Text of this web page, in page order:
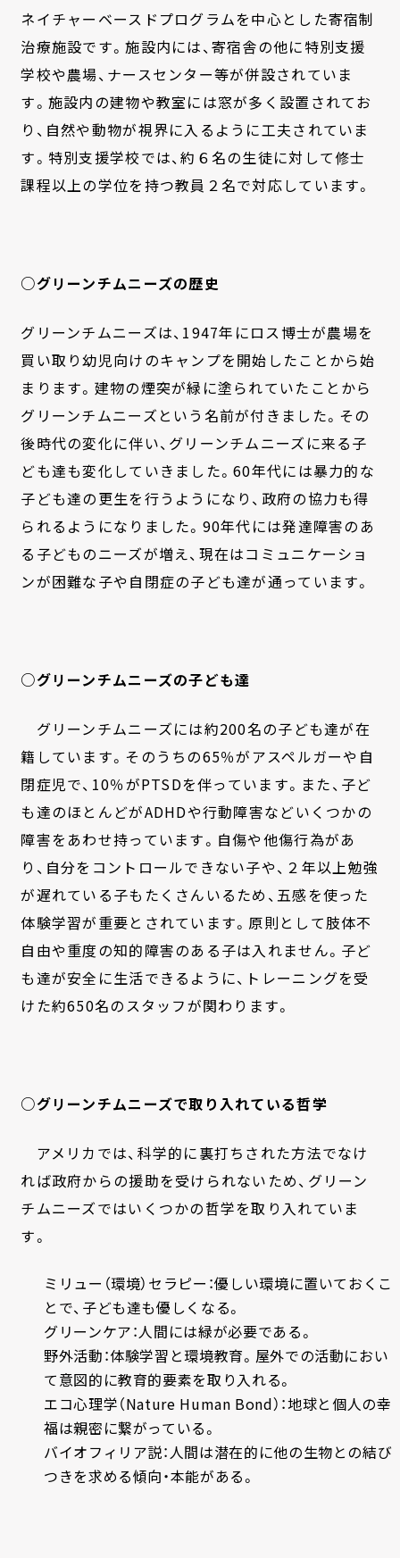
ネイチャーベースドプログラムを中心とした寄宿制
治療施設です。施設内には、寄宿舎の他に特別支援
学校や農場、ナースセンター等が併設されていま
す。施設内の建物や教室には窓が多く設置されてお
り、自然や動物が視界に入るように工夫されていま
す。特別支援学校では、約６名の生徒に対して修士
課程以上の学位を持つ教員２名で対応しています。
○グリーンチムニーズの歴史
グリーンチムニーズは、1947年にロス博士が農場を
買い取り幼児向けのキャンプを開始したことから始
まります。建物の煙突が緑に塗られていたことから
グリーンチムニーズという名前が付きました。その
後時代の変化に伴い、グリーンチムニーズに来る子
ども達も変化していきました。60年代には暴力的な
子ども達の更生を行うようになり、政府の協力も得
られるようになりました。90年代には発達障害のあ
る子どものニーズが増え、現在はコミュニケーショ
ンが困難な子や自閉症の子ども達が通っています。
○グリーンチムニーズの子ども達
グリーンチムニーズには約200名の子ども達が在
籍しています。そのうちの65％がアスペルガーや自
閉症児で、10％がPTSDを伴っています。また、子ど
も達のほとんどがADHDや行動障害などいくつかの
障害をあわせ持っています。自傷や他傷行為があ
り、自分をコントロールできない子や、２年以上勉強
が遅れている子もたくさんいるため、五感を使った
体験学習が重要とされています。原則として肢体不
自由や重度の知的障害のある子は入れません。子ど
も達が安全に生活できるように、トレーニングを受
けた約650名のスタッフが関わります。
○グリーンチムニーズで取り入れている哲学
アメリカでは、科学的に裏打ちされた方法でなけ
れば政府からの援助を受けられないため、グリーン
チムニーズではいくつかの哲学を取り入れていま
す。
ミリュー（環境）セラピー：優しい環境に置いておくこ
とで、子ども達も優しくなる。
グリーンケア：人間には緑が必要である。
野外活動：体験学習と環境教育。屋外での活動におい
て意図的に教育的要素を取り入れる。
エコ心理学（Nature Human Bond）：地球と個人の幸
福は親密に繋がっている。
バイオフィリア説：人間は潜在的に他の生物との結び
つきを求める傾向・本能がある。